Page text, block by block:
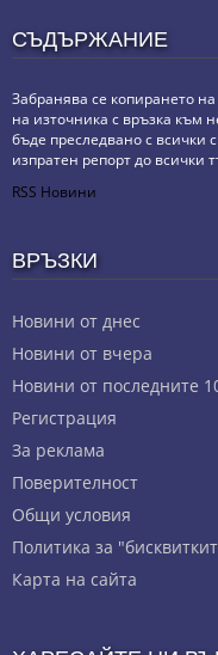
СЪДЪРЖАНИЕ
Забранява се копирането
на източника с връзка към
бъде преследвано с всички
изпратен репорт до всички
RSS Новини
ВРЪЗКИ
Новини от днес
Новини от вчера
Новини от последните
Регистрация
За реклама
Πoвepитeлнocт
Общи условия
Политика за
Карта на сайта